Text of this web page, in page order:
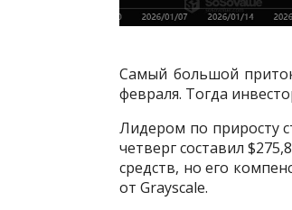
Самый большой
февраля. Тогда
Лидером по приросту
четверг составил
средств, но его
от Grayscale.